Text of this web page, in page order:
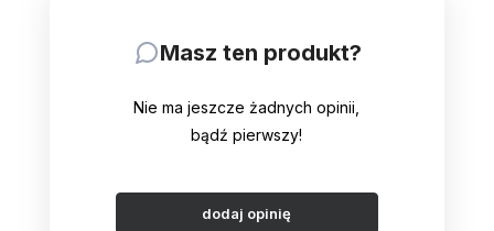
Masz ten produkt?
Nie ma jeszcze żadnych opinii,
bądź pierwszy!
dodaj opinię